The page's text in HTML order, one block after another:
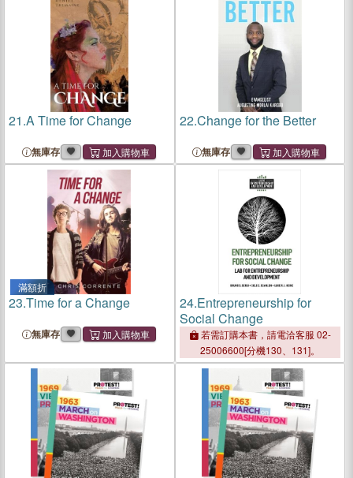
21.A Time for Change
無庫存
22.Change for the Better
無庫存
滿額折
23.Time for a Change
無庫存
24.Entrepreneurship for
Social Change
若需訂購本書，請電洽客服 02-
25006600[分機130、131]。